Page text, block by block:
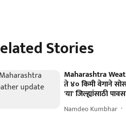
Stories
Maharashtra
ते ४० किमी वेगाने
'या' जिल्ह्यांसाठी
Namdeo Kumbhar